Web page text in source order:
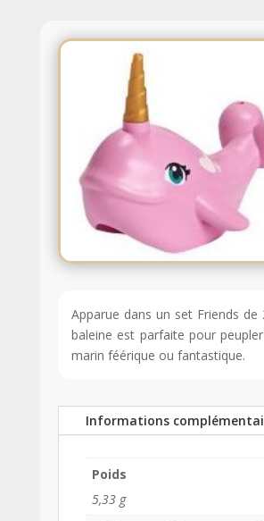
Apparue dans un set Friends de
baleine est parfaite pour
marin féérique ou fantastique.
Informations
Poids
5,33 g